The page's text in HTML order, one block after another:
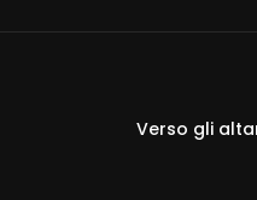
Verso gli